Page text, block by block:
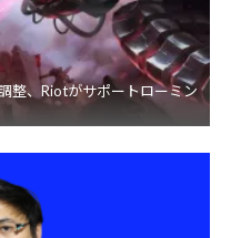
整、Riotがサポートローミン